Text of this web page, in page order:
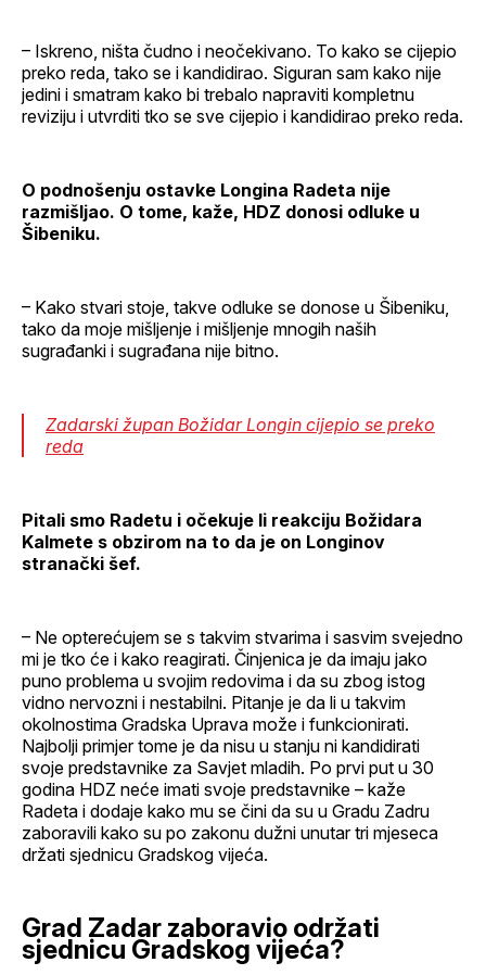
– Iskreno, ništa čudno i neočekivano. To kako se cijepio
preko reda, tako se i kandidirao. Siguran sam kako nije
jedini i smatram kako bi trebalo napraviti kompletnu
reviziju i utvrditi tko se sve cijepio i kandidirao preko reda.
O podnošenju ostavke Longina Radeta nije
razmišljao. O tome, kaže, HDZ donosi odluke u
Šibeniku.
– Kako stvari stoje, takve odluke se donose u Šibeniku,
tako da moje mišljenje i mišljenje mnogih naših
sugrađanki i sugrađana nije bitno.
Zadarski župan Božidar Longin cijepio se preko
reda
Pitali smo Radetu i očekuje li reakciju Božidara
Kalmete s obzirom na to da je on Longinov
stranački šef.
– Ne opterećujem se s takvim stvarima i sasvim svejedno
mi je tko će i kako reagirati. Činjenica je da imaju jako
puno problema u svojim redovima i da su zbog istog
vidno nervozni i nestabilni. Pitanje je da li u takvim
okolnostima Gradska Uprava može i funkcionirati.
Najbolji primjer tome je da nisu u stanju ni kandidirati
svoje predstavnike za Savjet mladih. Po prvi put u 30
godina HDZ neće imati svoje predstavnike – kaže
Radeta i dodaje kako mu se čini da su u Gradu Zadru
zaboravili kako su po zakonu dužni unutar tri mjeseca
držati sjednicu Gradskog vijeća.
Grad Zadar zaboravio održati
sjednicu Gradskog vijeća?